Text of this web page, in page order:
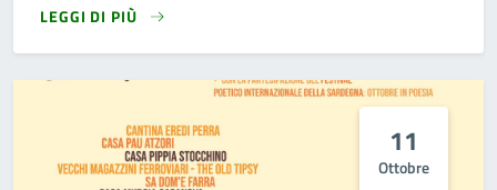
LEGGI DI PIÙ
11
Ottobre